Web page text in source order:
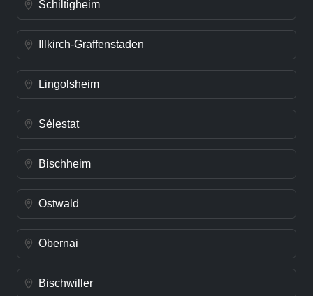
Schiltigheim
Illkirch-Graffenstaden
Lingolsheim
Sélestat
Bischheim
Ostwald
Obernai
Bischwiller